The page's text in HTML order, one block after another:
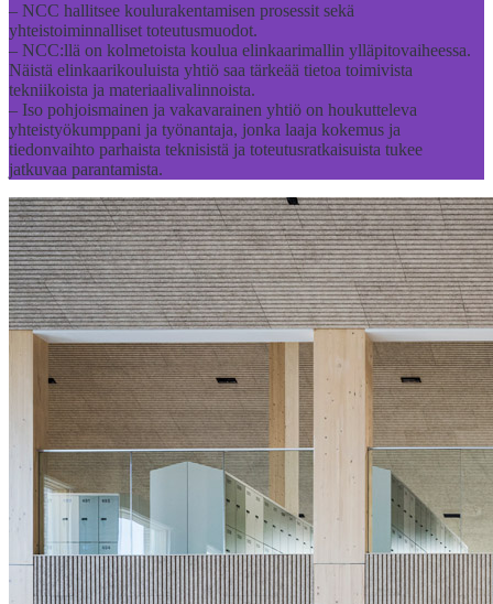
– NCC hallitsee koulurakentamisen prosessit sekä
yhteistoiminnalliset toteutusmuodot.
– NCC:llä on kolmetoista koulua elinkaarimallin ylläpitovaiheessa.
Näistä elinkaarikouluista yhtiö saa tärkeää tietoa toimivista
tekniikoista ja materiaalivalinnoista.
– Iso pohjoismainen ja vakavarainen yhtiö on houkutteleva
yhteistyökumppani ja työnantaja, jonka laaja kokemus ja
tiedonvaihto parhaista teknisistä ja toteutusratkaisuista tukee
jatkuvaa parantamista.